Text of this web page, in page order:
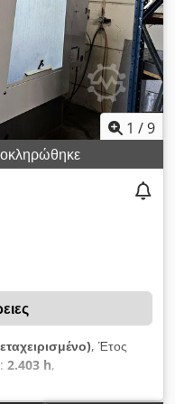
1 /9
, Έτος
2.403 h,